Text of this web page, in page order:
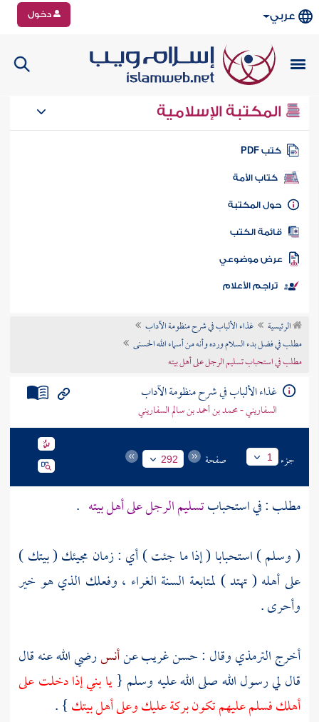
عربي دخول
المكتبة الإسلامية
كتب PDF
كتاب الأمة
المكتبة
الكتب
موضوعي
تراجم الأعلام
الرئيسية
غذاء الألباب في شرح منظومة الآداب
مطلب في فضل بدء السلام ورده وأنه من أسماء الله الحسنى
مطلب في استحباب تسليم الرجل على أهل بيته
غذاء الألباب في شرح منظومة الآداب
السفاريني - محمد بن أحمد بن سالم السفاريني
جزء 1 صفحة 292
مطلب : في استحبابتسليم الرجل على أهل بيته .
( وسلم ) استحبابا ( إذا ما جئت ) أي : زمان مجيئك ( بيتك )
على أهله ( تهتد ) لمتابعة السنة الغراء ، وفعلك الذي هو خير
وأحرى .
أخرجالترمذيوقال : حسن غريب عنأنسرضي الله عنه قال
قال لي رسول الله صلى الله عليه وسلم {يا بني إذا دخلت على
أهلك فسلم عليهم تكون بركة عليك وعلى أهل بيتك} .